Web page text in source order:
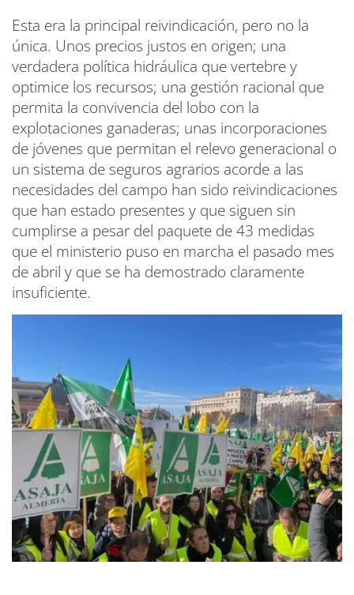
Esta era la principal reivindicación, pero no la
única. Unos precios justos en origen; una
verdadera política hidráulica que vertebre y
optimice los recursos; una gestión racional que
permita la convivencia del lobo con la
explotaciones ganaderas; unas incorporaciones
de jóvenes que permitan el relevo generacional o
un sistema de seguros agrarios acorde a las
necesidades del campo han sido reivindicaciones
que han estado presentes y que siguen sin
cumplirse a pesar del paquete de 43 medidas
que el ministerio puso en marcha el pasado mes
de abril y que se ha demostrado claramente
insuficiente.